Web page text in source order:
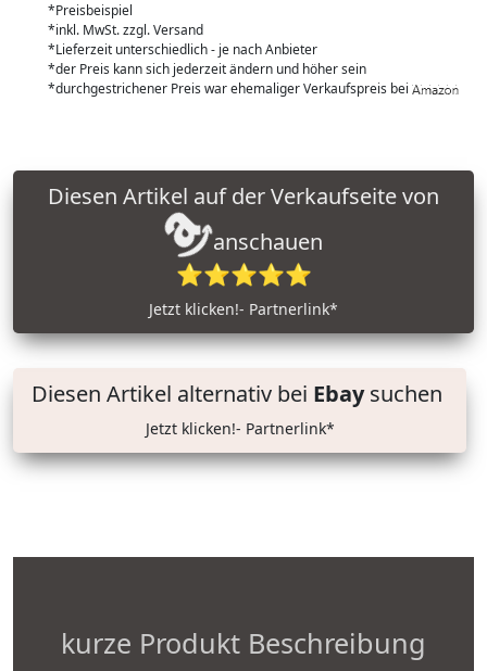
*Preisbeispiel
*inkl. MwSt. zzgl. Versand
*Lieferzeit unterschiedlich - je nach Anbieter
*der Preis kann sich jederzeit ändern und höher sein
*durchgestrichener Preis war ehemaliger Verkaufspreis bei
anschauen
⭐⭐⭐⭐⭐
Jetzt klicken!- Partnerlink*
Diesen Artikel alternativ bei Ebaysuchen
Jetzt klicken!- Partnerlink*
kurze Produkt Beschreibung